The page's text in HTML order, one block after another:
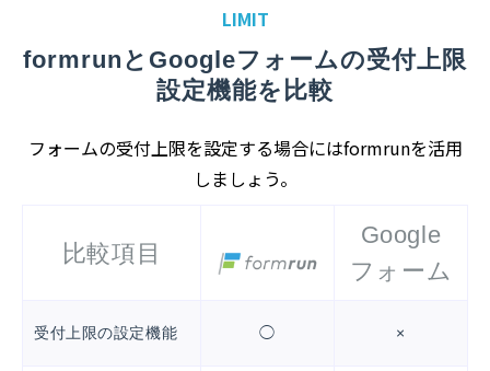
LIMIT
formrunとGoogleフォームの受付上限
設定機能を比較
フォームの受付上限を設定する場合にはformrunを活用
しましょう。
比較項目
Google
フォーム
受付上限の設定機能 ◯ ×